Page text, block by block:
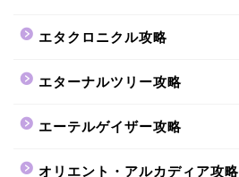
エタクロニクル攻略
エターナルツリー攻略
エーテルゲイザー攻略
オリエント・アルカディア攻略